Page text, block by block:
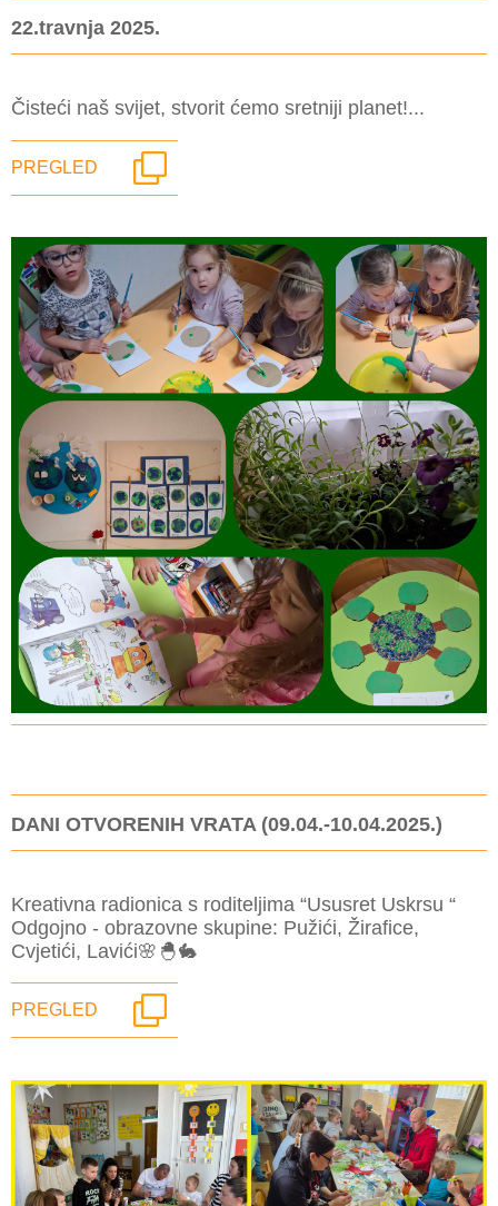
22.travnja 2025.
Čisteći naš svijet, stvorit ćemo sretniji planet!...
PREGLED
DANI OTVORENIH VRATA (09.04.-10.04.2025.)
Kreativna radionica s roditeljima “Ususret Uskrsu “
Odgojno - obrazovne skupine: Pužići, Žirafice,
Cvjetići, Lavići🌸🐣🐇
PREGLED